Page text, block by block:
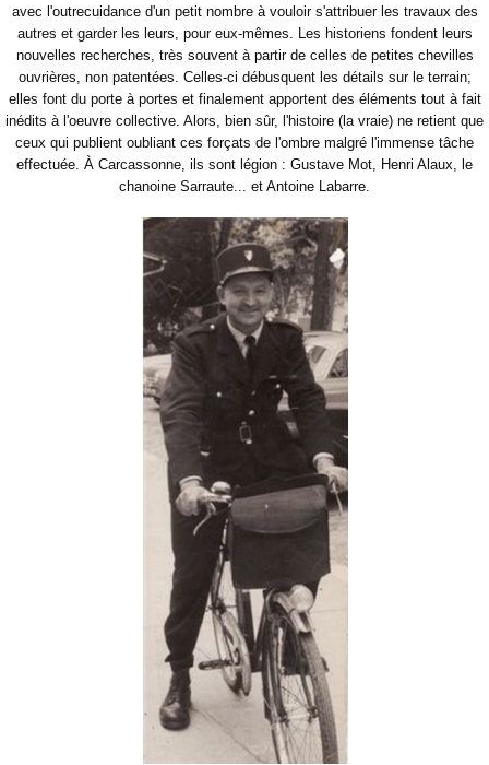
avec l'outrecuidance d'un petit nombre à vouloir s'attribuer les travaux des
autres et garder les leurs, pour eux-mêmes. Les historiens fondent leurs
nouvelles recherches, très souvent à partir de celles de petites chevilles
ouvrières, non patentées. Celles-ci débusquent les détails sur le terrain;
elles font du porte à portes et finalement apportent des éléments tout à fait
inédits à l'oeuvre collective. Alors, bien sûr, l'histoire (la vraie) ne retient que
ceux qui publient oubliant ces forçats de l'ombre malgré l'immense tâche
effectuée. À Carcassonne, ils sont légion : Gustave Mot, Henri Alaux, le
chanoine Sarraute... et Antoine Labarre.